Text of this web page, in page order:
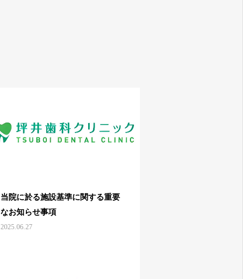
当院に於る施設基準に関する重要
なお知らせ事項
2025.06.27